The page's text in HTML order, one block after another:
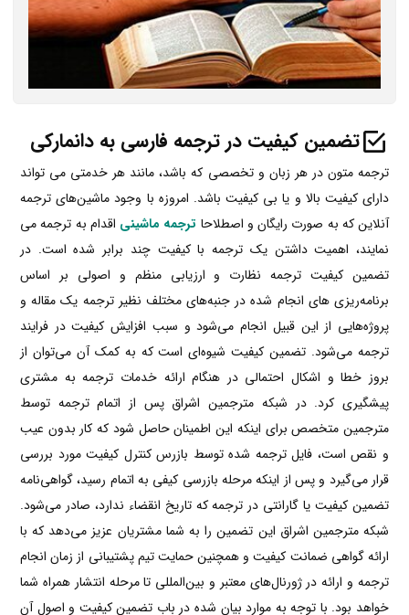
تضمین کیفیت در ترجمه فارسی به دانمارکی
ترجمه متون در هر زبان و تخصصی که باشد، مانند هر خدمتی می تواند
دارای کیفیت بالا و یا بی کیفیت باشد. امروزه با وجود ماشین‌های ترجمه
آنلاین که به صورت رایگان و اصطلاحا ترجمه ماشینی اقدام به ترجمه می
نمایند، اهمیت داشتن یک ترجمه با کیفیت چند برابر شده است. در
تضمین کیفیت ترجمه نظارت و ارزیابی منظم و اصولی بر اساس
برنامه‌ریزی های انجام شده در جنبه‌های مختلف نظیر ترجمه یک مقاله و
پروژه‌هایی از این قبیل انجام می‌شود و سبب افزایش کیفیت در فرایند
ترجمه می‌شود. تضمین کیفیت شیوه‌ای است که به کمک آن می‌توان از
بروز خطا و اشکال احتمالی در هنگام ارائه خدمات ترجمه به مشتری
پیشگیری کرد. در شبکه مترجمین اشراق پس از اتمام ترجمه توسط
مترجمین متخصص برای اینکه این اطمینان حاصل شود که کار بدون عیب
و نقص است، فایل ترجمه شده توسط بازرس کنترل کیفیت مورد بررسی
قرار می‌گیرد و پس از اینکه مرحله بازرسی کیفی به اتمام رسید، گواهی‌نامه
تضمین کیفیت یا گارانتی در ترجمه که تاریخ انقضاء ندارد، صادر می‌شود.
شبکه مترجمین اشراق این تضمین را به شما مشتریان عزیز می‌دهد که با
ارائه گواهی ضمانت کیفیت و همچنین حمایت تیم پشتیبانی از زمان انجام
ترجمه و ارائه در ژورنال‌های معتبر و بین‌المللی تا مرحله انتشار همراه شما
خواهد بود. با توجه به موارد بیان شده در باب تضمین کیفیت و اصول آن